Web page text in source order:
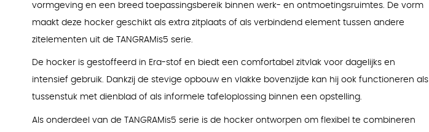
vormgeving en een breed toepassingsbereik binnen werk- en ontmoetingsruimtes. De vorm
maakt deze hocker geschikt als extra zitplaats of als verbindend element tussen andere
zitelementen uit de TANGRAMis5 serie.
De hocker is gestoffeerd in Era-stof en biedt een comfortabel zitvlak voor dagelijks en
intensief gebruik. Dankzij de stevige opbouw en vlakke bovenzijde kan hij ook functioneren als
tussenstuk met dienblad of als informele tafeloplossing binnen een opstelling.
Als onderdeel van de TANGRAMis5 serie is de hocker ontworpen om flexibel te combineren